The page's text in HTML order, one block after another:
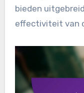
bieden
effectiviteit van